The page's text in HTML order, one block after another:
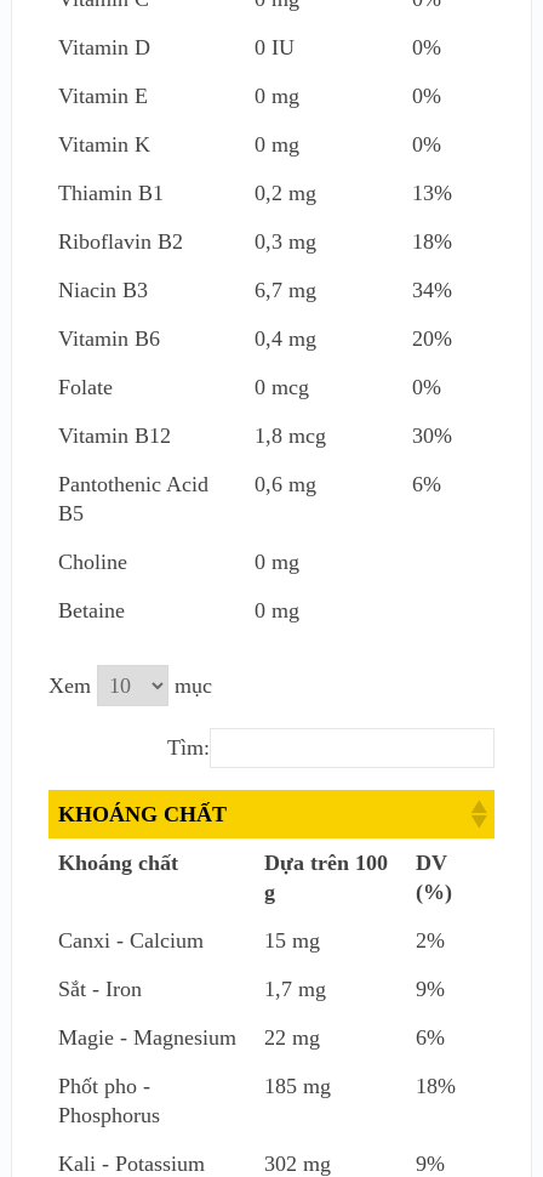
Vitamin D
0 IU
0%
Vitamin E
0 mg
0%
Vitamin K
0 mg
0%
Thiamin B1
0,2 mg
13%
Riboflavin B2
0,3 mg
18%
Niacin B3
6,7 mg
34%
Vitamin B6
0,4 mg
20%
Folate
0 mcg
0%
Vitamin B12
1,8 mcg
30%
Pantothenic Acid
B5
0,6 mg 6%
Choline
0 mg
Betaine
0 mg
Xem mục
Tìm:
KHOÁNG CHẤT
Khoáng chất
Dựa trên 100
g
DV
(%)
Canxi - Calcium
15 mg
2%
Sắt - Iron
1,7 mg
9%
Magie - Magnesium
22 mg
6%
Phốt pho -
Phosphorus
185 mg 18%
Kali - Potassium 302 mg
9%